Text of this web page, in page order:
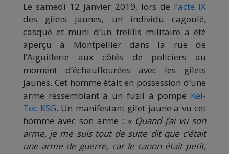
Le samedi 12 janvier 2019, lors de l’acte IX
des gilets jaunes, un individu cagoulé,
casqué et muni d’un treillis militaire a été
aperçu à Montpellier dans la rue de
l’Aiguillerie aux côtés de policiers au
moment d’échauffourées avec les gilets
jaunes. Cet homme était en possession d’une
arme ressemblant à un fusil à pompe Kel-
Tec KSG. Un manifestant gilet jaune a vu cet
homme avec son arme : « Quand j’ai vu son
arme, je me suis tout de suite dit que c’était
une arme de guerre, car le canon était petit,